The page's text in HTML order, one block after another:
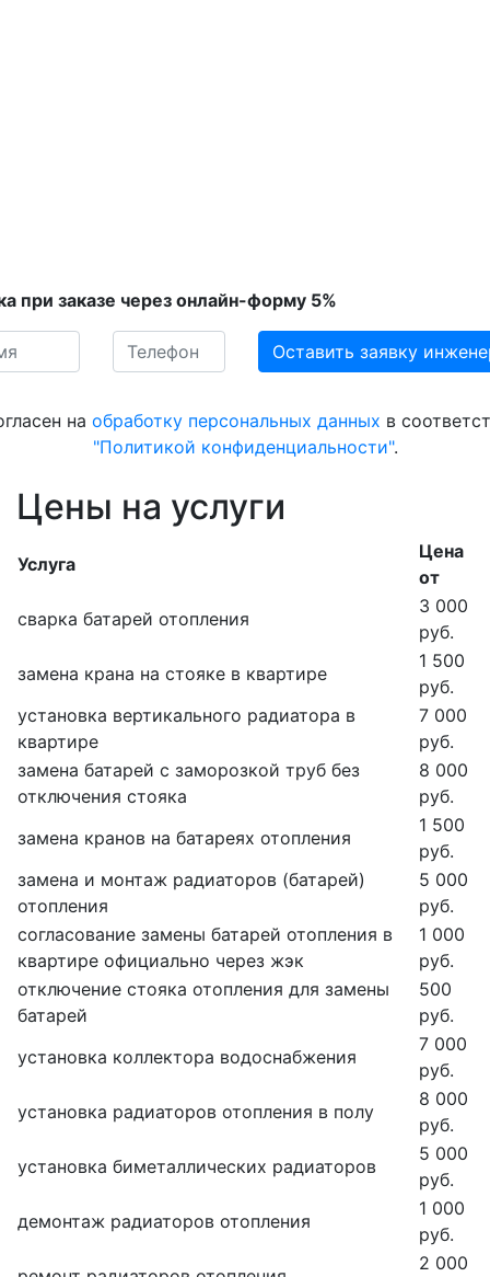
при заказе через онлайн-форму 5%
на обработку персональных данных в
"Политикой конфиденциальности".
Цены на услуги
Услуга
Цена
от
сварка батарей отопления
3 000
руб.
замена крана на стояке в квартире
1 500
руб.
установка вертикального радиатора в
квартире
7 000
руб.
замена батарей с заморозкой труб без
отключения стояка
8 000
руб.
замена кранов на батареях отопления
1 500
руб.
замена и монтаж радиаторов (батарей)
отопления
5 000
руб.
согласование замены батарей отопления в
квартире официально через жэк
1 000
руб.
отключение стояка отопления для замены
батарей
500
руб.
установка коллектора водоснабжения
7 000
руб.
установка радиаторов отопления в полу
8 000
руб.
установка биметаллических радиаторов
5 000
руб.
демонтаж радиаторов отопления
1 000
руб.
2 000